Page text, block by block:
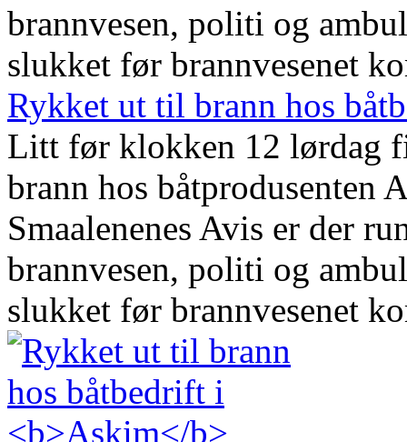
brannvesen, politi og
slukket før brannvesenet
Rykket ut til brann hos
Litt før klokken 12 lørdag
brann hos båtprodusenten
Smaalenenes Avis er der
brannvesen, politi og
slukket før brannvesenet